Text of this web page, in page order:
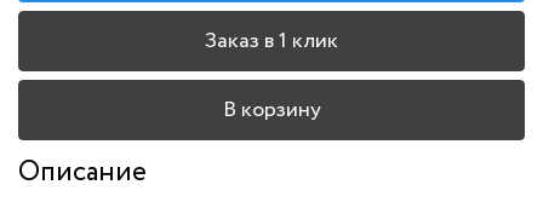
Заказ в 1 клик
В корзину
Описание